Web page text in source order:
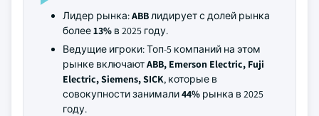
Лидер рынка:ABBлидирует с долей рынка
более13% в 2025 году.
Ведущие игроки: Топ-5 компаний на этом
рынке включаютABB, Emerson Electric, Fuji
Electric, Siemens, SICK, которые в
совокупности занимали44% рынка в 2025
году.